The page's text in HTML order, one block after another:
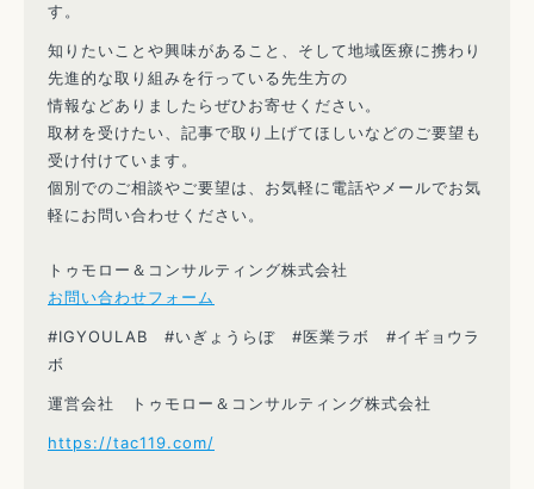
す。
知りたいことや興味があること、そして地域医療に携わり
先進的な取り組みを行っている先生方の
情報などありましたらぜひお寄せください。
取材を受けたい、記事で取り上げてほしいなどのご要望も
受け付けています。
個別でのご相談やご要望は、お気軽に電話やメールでお気
軽にお問い合わせください。
トゥモロー＆コンサルティング株式会社
お問い合わせフォーム
#IGYOULAB #いぎょうらぼ #医業ラボ #イギョウラ
ボ
運営会社 トゥモロー＆コンサルティング株式会社
https://tac119.com/